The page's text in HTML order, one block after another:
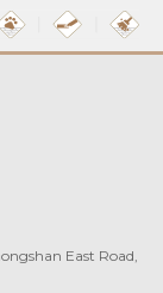
East Road,